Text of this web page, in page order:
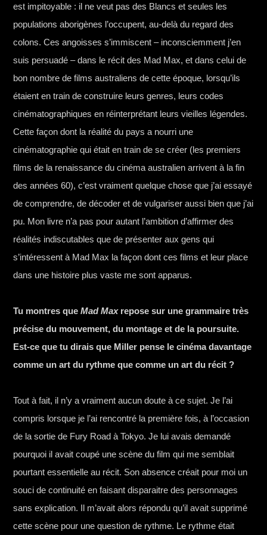
est impitoyable : il ne veut pas des Blancs et seules les
populations aborigènes l’occupent, au-delà du regard des
colons. Ces angoisses s’immiscent – inconsciemment j’en
suis persuadé – dans le récit des Mad Max, et dans celui de
bon nombre de films australiens de cette époque, lorsqu’ils
étaient en train de construire leurs genres, leurs codes
cinématographiques en réinterprétant leurs vieilles légendes.
Cette façon dont la réalité du pays a nourri une
cinématographie qui était en train de se créer (les premiers
films de la renaissance du cinéma australien arrivent à la fin
des années 60), c’est vraiment quelque chose que j’ai essayé
de comprendre, de décoder et de vulgariser aussi bien que j’ai
pu. Mon livre n’a pas pour autant l’ambition d’affirmer des
réalités indiscutables que de présenter aux gens qui
s’intéressent à Mad Max la façon dont ces films et leur place
dans une histoire plus vaste me sont apparus.
Tu montres queMad Maxrepose sur une grammaire très
précise du mouvement, du montage et de la poursuite.
Est-ce que tu dirais que Miller pense le cinéma davantage
comme un art du rythme que comme un art du récit ?
Tout à fait, il n’y a vraiment aucun doute à ce sujet. Je l’ai
compris lorsque je l’ai rencontré la première fois, à l’occasion
de la sortie de Fury Road à Tokyo. Je lui avais demandé
pourquoi il avait coupé une scène du film qui me semblait
pourtant essentielle au récit. Son absence créait pour moi un
souci de continuité en faisant disparaitre des personnages
sans explication. Il m’avait alors répondu qu’il avait supprimé
cette scène pour une question de rythme. Le rythme était